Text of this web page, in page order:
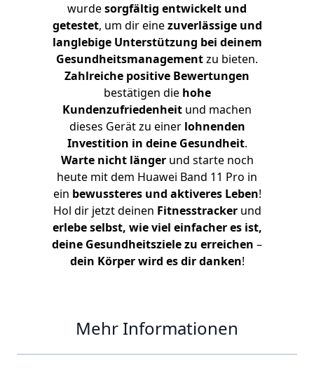
wurdesorgfältig entwickelt und
getestet, um dir einezuverlässige und
langlebige Unterstützung bei deinem
Gesundheitsmanagementzu bieten.
Zahlreiche positive Bewertungen
bestätigen die hohe
Kundenzufriedenheit und machen
dieses Gerät zu einer lohnenden
Investition in deine Gesundheit.
Warte nicht längerund starte noch
heute mit dem Huawei Band 11 Pro in
ein bewussteres und aktiveres Leben!
Hol dir jetzt deinen Fitnesstrackerund
erlebe selbst, wie viel einfacher es ist,
deine Gesundheitsziele zu erreichen –
dein Körper wird es dir danken!
Mehr Informationen